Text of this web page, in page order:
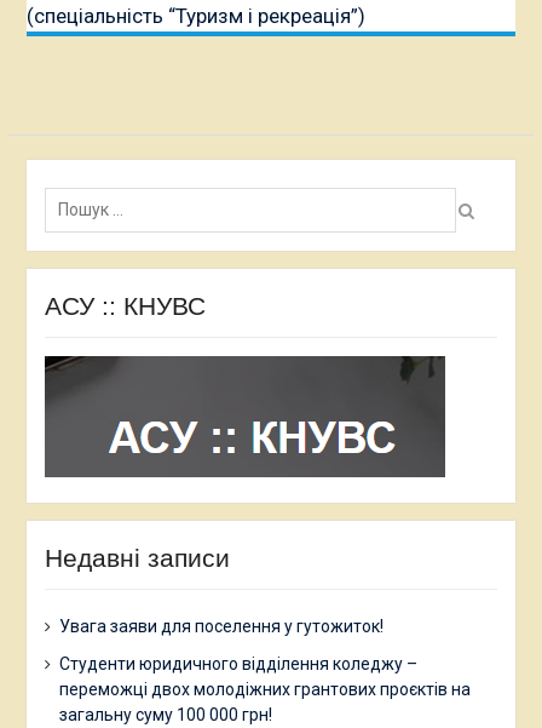
(спеціальність “Туризм і рекреація”)
Пошук:
АСУ :: КНУВС
Недавні записи
Увага заяви для поселення у гутожиток!
Студенти юридичного відділення коледжу –
переможці двох молодіжних грантових проєктів на
загальну суму 100 000 грн!